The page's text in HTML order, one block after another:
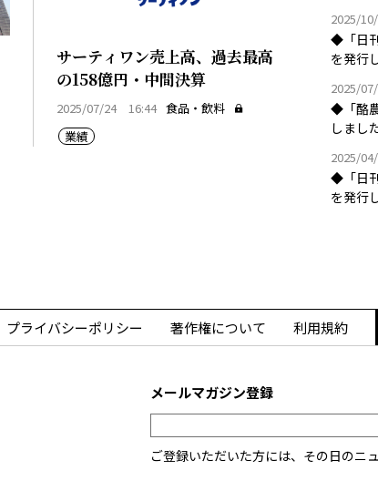
サーティワン売上高、過去最高
の158億円・中間決算
2025/07/24 16:44 食品・飲料
業績
2025/
◆「日
を発行
2025/
◆「酪
しまし
2025/
◆「日
を発行
プライバシーポリシー 著作権について 利用規約
メールマガジン登録
ご登録いただいた方には、その日のニ